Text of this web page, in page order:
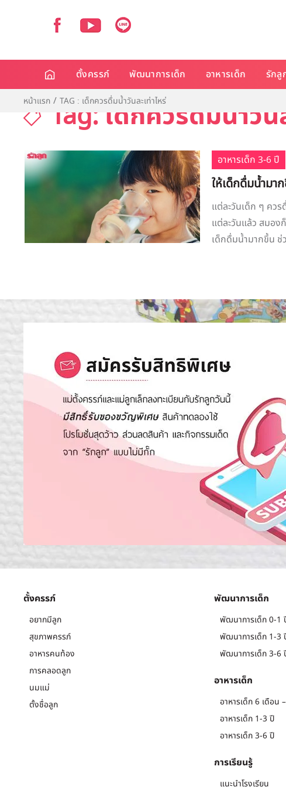
ตั้งครรภ์ พัฒนาการเด็ก อาหารเด็ก รักลู
หน้าแรก TAG : เด็กควรดื่มน้ำวันละเท่าไหร่
Tag: เด็กควรดื่มน้ำวัน
อาหารเด็ก 3-6 ปี
ให้เด็กดื่มน้ำมา
แต่ละวันเด็ก ๆ ควร
แต่ละวันแล้ว สมอง
เด็กดื่มน้ำมากขึ้น ช่
ตั้งครรภ์
อยากมีลูก
สุขภาพครรภ์
อาหารคนท้อง
การคลอดลูก
นมแม่
ตั้งชื่อลูก
พัฒนาการเด็ก
พัฒนาการเด็ก 0-1
พัฒนาการเด็ก 1-3
พัฒนาการเด็ก 3-6
อาหารเด็ก
อาหารเด็ก 6 เดือน
อาหารเด็ก 1-3 ปี
อาหารเด็ก 3-6 ปี
การเรียนรู้
แนะนำโรงเรียน